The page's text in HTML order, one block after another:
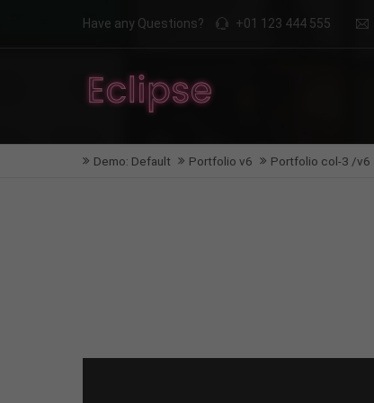
Have any Questions? +01 123 444 555
Demo: Default Portfolio v6 Portfolio col-3 /v6